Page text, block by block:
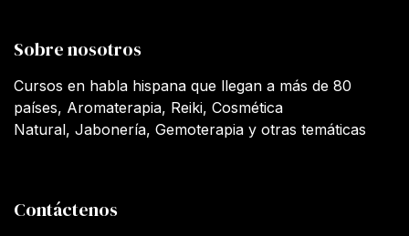
Sobre nosotros
Cursos en habla hispana que llegan a más de 80
países, Aromaterapia, Reiki, Cosmética
Natural, Jabonería, Gemoterapia y otras temáticas
Contáctenos